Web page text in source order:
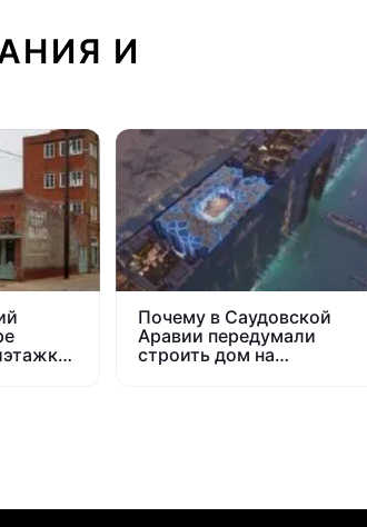
И
Почему в Саудовской
Аравии передумали
строить дом на